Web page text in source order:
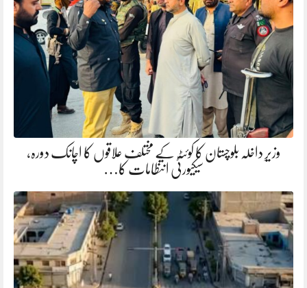
وزیرِ داخلہ بلوچستان کا کوئٹہ کے مختلف علاقوں کا اچانک دورہ،
سیکیورٹی انتظامات کا…